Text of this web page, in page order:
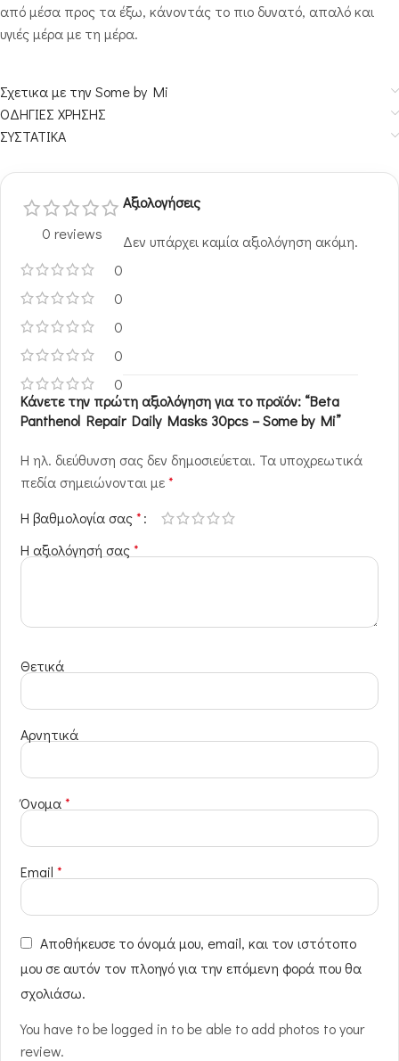
από μέσα προς τα έξω, κάνοντάς το πιο δυνατό, απαλό και
υγιές μέρα με τη μέρα.
Σχετικα με την Some by Mi
ΟΔΗΓΙΕΣ ΧΡΗΣΗΣ
ΣΥΣΤΑΤΙΚΑ
0 reviews
0
0
0
0
0
Αξιολογήσεις
Δεν υπάρχει καμία αξιολόγηση ακόμη.
Κάνετε την πρώτη αξιολόγηση για το προϊόν: “Beta
Panthenol Repair Daily Masks 30pcs – Some by Mi”
Η ηλ. διεύθυνση σας δεν δημοσιεύεται. Τα υποχρεωτικά
πεδία σημειώνονται με*
Η βαθμολογία σας*
Η αξιολόγησή σας*
Θετικά
Αρνητικά
Όνομα*
Email *
Αποθήκευσε το όνομά μου, email, και τον ιστότοπο
μου σε αυτόν τον πλοηγό για την επόμενη φορά που θα
σχολιάσω.
You have to be logged in to be able to add photos to your
review.